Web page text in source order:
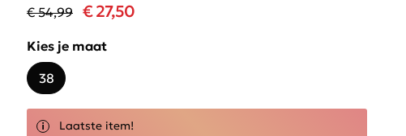
€ 54,99 € 27,50
Kies je maat
38
Laatste item!